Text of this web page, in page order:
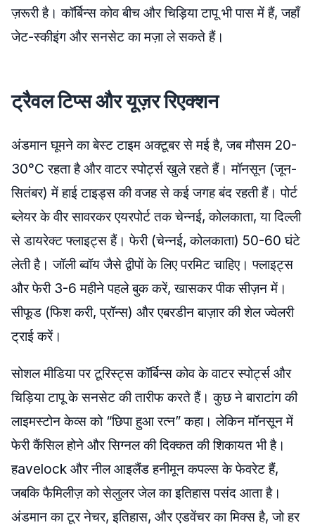
ज़रूरी है। कॉर्बिन्स कोव बीच और चिड़िया टापू भी पास में हैं, जहाँ
जेट-स्कीइंग और सनसेट का मज़ा ले सकते हैं।
ट्रैवल टिप्स और यूज़र रिएक्शन
अंडमान घूमने का बेस्ट टाइम अक्टूबर से मई है, जब मौसम 20-
30°C रहता है और वाटर स्पोर्ट्स खुले रहते हैं। मॉनसून (जून-
सितंबर) में हाई टाइड्स की वजह से कई जगह बंद रहती हैं। पोर्ट
ब्लेयर के वीर सावरकर एयरपोर्ट तक चेन्नई, कोलकाता, या दिल्ली
से डायरेक्ट फ्लाइट्स हैं। फेरी (चेन्नई, कोलकाता) 50-60 घंटे
लेती है। जॉली ब्वॉय जैसे द्वीपों के लिए परमिट चाहिए। फ्लाइट्स
और फेरी 3-6 महीने पहले बुक करें, खासकर पीक सीज़न में।
सीफूड (फिश करी, प्रॉन्स) और एबरडीन बाज़ार की शेल ज्वेलरी
ट्राई करें।
सोशल मीडिया पर टूरिस्ट्स कॉर्बिन्स कोव के वाटर स्पोर्ट्स और
चिड़िया टापू के सनसेट की तारीफ करते हैं। कुछ ने बाराटांग की
लाइमस्टोन केव्स को “छिपा हुआ रत्न” कहा। लेकिन मॉनसून में
फेरी कैंसिल होने और सिग्नल की दिक्कत की शिकायत भी है।
हavelock और नील आइलैंड हनीमून कपल्स के फेवरेट हैं,
जबकि फैमिलीज़ को सेलुलर जेल का इतिहास पसंद आता है।
अंडमान का टूर नेचर, इतिहास, और एडवेंचर का मिक्स है, जो हर